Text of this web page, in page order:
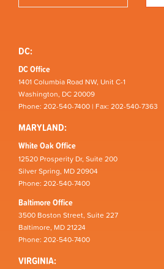
DC:
DC Office
1401 Columbia Road NW, Unit C-1
Washington, DC 20009
Phone: 202-540-7400 | Fax: 202-540-7363
MARYLAND:
White Oak Office
12520 Prosperity Dr, Suite 200
Silver Spring, MD 20904
Phone: 202-540-7400
Baltimore Office
3500 Boston Street, Suite 227
Baltimore, MD 21224
Phone: 202-540-7400
VIRGINIA: